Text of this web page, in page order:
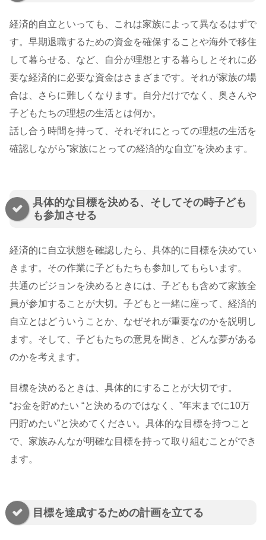
経済的自立といっても、これは家族によって異なるはずで
す。早期退職するための資金を確保することや海外で移住
して暮らせる、など、自分が理想とする暮らしとそれに必
要な経済的に必要な資金はさまざまです。それが家族の場
合は、さらに難しくなります。自分だけでなく、奥さんや
子どもたちの理想の生活とは何か。
話し合う時間を持って、それぞれにとっての理想の生活を
確認しながら”家族にとっての経済的な自立”を決めます。
具体的な目標を決める、そしてその時子ども
も参加させる
経済的に自立状態を確認したら、具体的に目標を決めてい
きます。その作業に子どもたちも参加してもらいます。
共通のビジョンを決めるときには、子どもも含めて家族全
員が参加することが大切。子どもと一緒に座って、経済的
自立とはどういうことか、なぜそれが重要なのかを説明し
ます。そして、子どもたちの意見を聞き、どんな夢がある
のかを考えます。
目標を決めるときは、具体的にすることが大切です。
“お金を貯めたい “と決めるのではなく、”年末までに10万
円貯めたい”と決めてください。具体的な目標を持つこと
で、家族みんなが明確な目標を持って取り組むことができ
ます。
目標を達成するための計画を立てる